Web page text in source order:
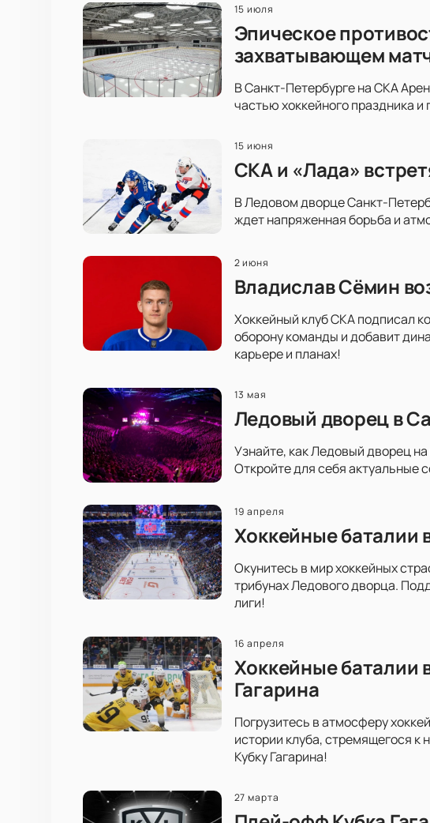
15 июля
Эпическое
захватывающем
В Санкт-Петербурге на СКА
частью хоккейного праздника
15 июня
СКА и «Лада»
В Ледовом дворце Санкт-
ждет напряженная борьба и
2 июня
Владислав Сёмин
Хоккейный клуб СКА подписал
оборону команды и добавит
карьере и планах!
13 мая
Ледовый дворец в
Узнайте, как Ледовый дворец
Откройте для себя актуальные
19 апреля
Хоккейные баталии
Окунитесь в мир хоккейных
трибунах Ледового дворца.
лиги!
16 апреля
Хоккейные баталии
Гагарина
Погрузитесь в атмосферу
истории клуба, стремящегося
Кубку Гагарина!
27 марта